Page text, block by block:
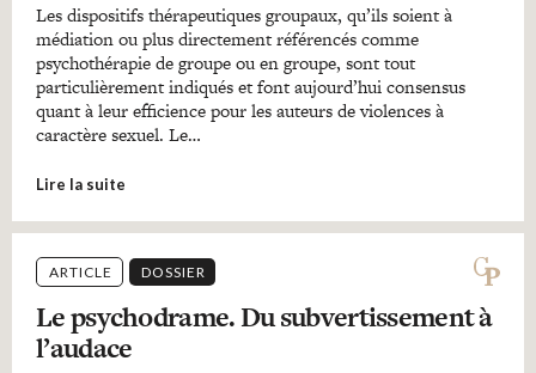
Les dispositifs thérapeutiques groupaux, qu’ils soient à
médiation ou plus directement référencés comme
psychothérapie de groupe ou en groupe, sont tout
particulièrement indiqués et font aujourd’hui consensus
quant à leur efficience pour les auteurs de violences à
caractère sexuel. Le…
Lire la suite
ARTICLE DOSSIER
Le psychodrame. Du subvertissement à
l’audace